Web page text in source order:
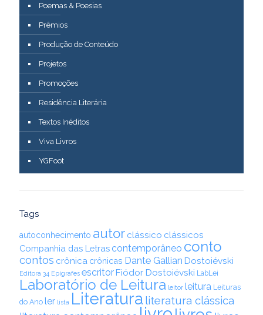
Poemas & Poesias
Prêmios
Produção de Conteúdo
Projetos
Promoções
Residência Literária
Textos Inéditos
Viva Livros
YGFoot
Tags
autoconhecimento autor clássico clássicos
Companhia das Letras contemporâneo conto
contos crônica crônicas Dante Gallian Dostoiévski
Editora 34 Epígrafes escritor Fiódor Dostoiévski LabLei
Laboratório de Leitura leitor leitura Leituras
do Ano ler lista Literatura literatura clássica